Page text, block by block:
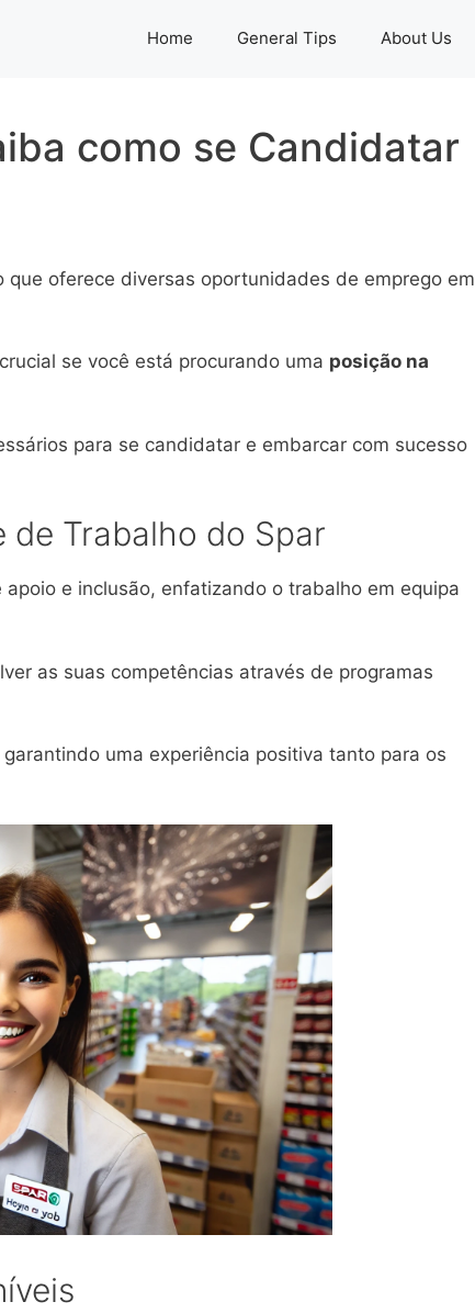
Home General Tips About Us
como se Candidatar
oferece diversas oportunidades de emprego em
se você está procurando uma posição na
para se candidatar e embarcar com sucesso
de Trabalho do Spar
e inclusão, enfatizando o trabalho em equipa
as suas competências através de programas
uma experiência positiva tanto para os